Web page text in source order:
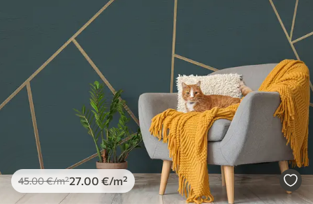
45.00€/m²27 .00 €/m²